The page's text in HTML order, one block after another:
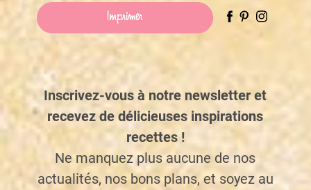
Imprimer
Inscrivez-vous à notre newsletter et
recevez de délicieuses inspirations
recettes !
Ne manquez plus aucune de nos
actualités, nos bons plans, et soyez au